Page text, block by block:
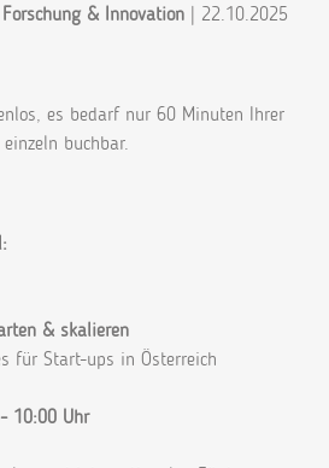
& Innovation | 22.10.2025
es bedarf nur 60 Minuten Ihrer
buchbar.
& skalieren
für Start-ups in Österreich
10:00 Uhr